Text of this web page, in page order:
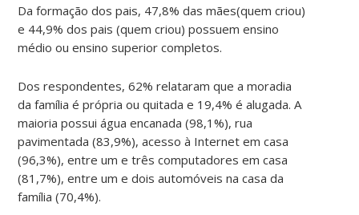
Da formação dos pais, 47,8% das mães(quem criou)
e 44,9% dos pais (quem criou) possuem ensino
médio ou ensino superior completos.
Dos respondentes, 62% relataram que a moradia
da família é própria ou quitada e 19,4% é alugada. A
maioria possui água encanada (98,1%), rua
pavimentada (83,9%), acesso à Internet em casa
(96,3%), entre um e três computadores em casa
(81,7%), entre um e dois automóveis na casa da
família (70,4%).